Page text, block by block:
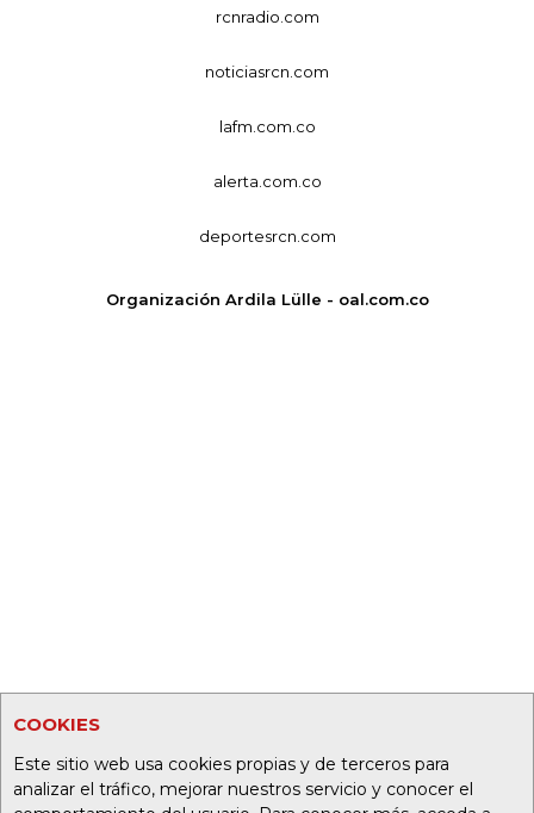
COOKIES
Este sitio web usa cookies propias y de terceros para
analizar el tráfico, mejorar nuestros servicio y conocer el
rcnradio.com
noticiasrcn.com
lafm.com.co
alerta.com.co
deportesrcn.com
Organización Ardila Lülle - oal.com.co